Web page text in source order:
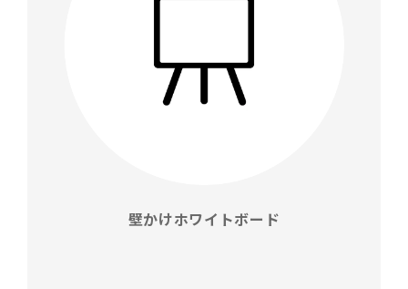
壁かけホワイトボード